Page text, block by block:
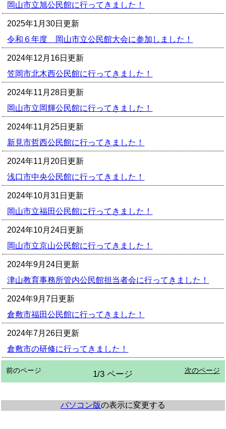
岡山市立旭公民館に行ってきました！
2025年1月30日更新
令和６年度 岡山市立公民館大会に参加しました！
2024年12月16日更新
笠岡市北木西公民館に行ってきました！
2024年11月28日更新
岡山市立岡輝公民館に行ってきました！
2024年11月25日更新
新見市哲西公民館に行ってきました！
2024年11月20日更新
浅口市中央公民館に行ってきました！
2024年10月31日更新
岡山市立福田公民館に行ってきました！
2024年10月24日更新
岡山市立京山公民館に行ってきました！
2024年9月24日更新
津山教育事務所管内公民館担当者会に行ってきました！
2024年9月7日更新
倉敷市福田公民館に行ってきました！
2024年7月26日更新
倉敷市の研修に行ってきました！
前のページ 1/3 ページ 次のページ
パソコン版の表示に変更する